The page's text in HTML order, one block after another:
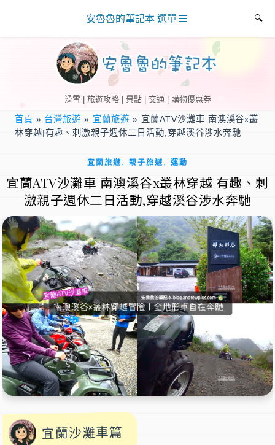
滑雪 | 旅遊攻略 | 景點 | 交通 | 購物優惠券
安魯魯的筆記本 選單
首頁 » 台灣旅遊 » 宜蘭旅遊 » 宜蘭ATV沙灘車 南澳溪谷x叢
林穿越|有趣、刺激親子週休二日活動,穿越溪谷涉水奔馳
宜蘭旅遊, 親子旅遊, 運動
宜蘭ATV沙灘車 南澳溪谷x叢林穿越|有趣、刺
激親子週休二日活動,穿越溪谷涉水奔馳
宜蘭沙灘車篇